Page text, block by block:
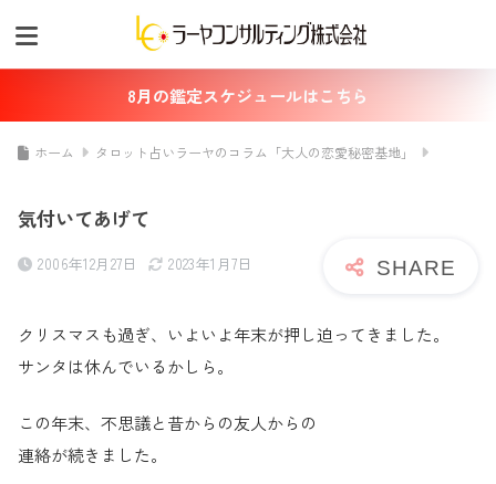
8月の鑑定スケジュールはこちら
ホーム タロット占いラーヤのコラム「大人の恋愛秘密基地」
気付いてあげて
2006年12月27日 2023年1月7日
クリスマスも過ぎ、いよいよ年末が押し迫ってきました。
サンタは休んでいるかしら。
この年末、不思議と昔からの友人からの
連絡が続きました。